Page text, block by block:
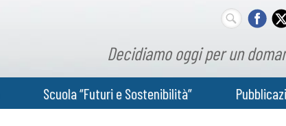
Decidiamo oggi per un
Scuola “Futuri e Sostenibilità”